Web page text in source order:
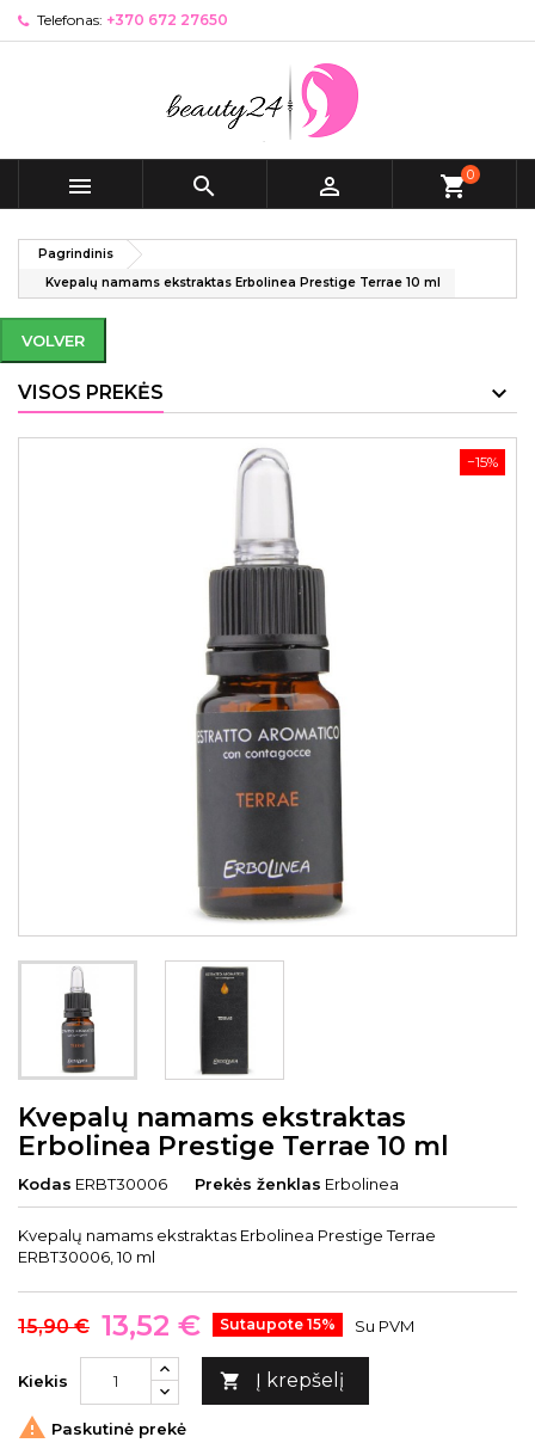
Telefonas: +370 672 27650
   shopping_cart0
Pagrindinis
Kvepalų namams ekstraktas Erbolinea Prestige Terrae 10 ml
VOLVER
VISOS PREKĖS
−15%
Kvepalų namams ekstraktas
Erbolinea Prestige Terrae 10 ml
Kodas ERBT30006 Prekės ženklas Erbolinea
Kvepalų namams ekstraktas Erbolinea Prestige Terrae
ERBT30006, 10 ml
15,90 € 13,52 € Sutaupote 15% Su PVM
Kiekis  Į krepšelį
 Paskutinė prekė